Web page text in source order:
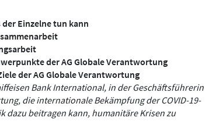
der Einzelne tun kann
der AG Globale Verantwortung
der AG Globale Verantwortung
Bank International, in der Geschäftsführerin
die internationale Bekämpfung der COVID-19-
dazu beitragen kann, humanitäre Krisen zu